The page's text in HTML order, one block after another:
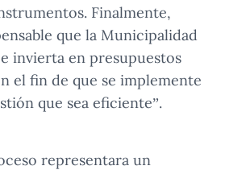
Finalmente,
que la Municipalidad
invierta en presupuestos
el fin de que se implemente
que sea eficiente”.
representara un